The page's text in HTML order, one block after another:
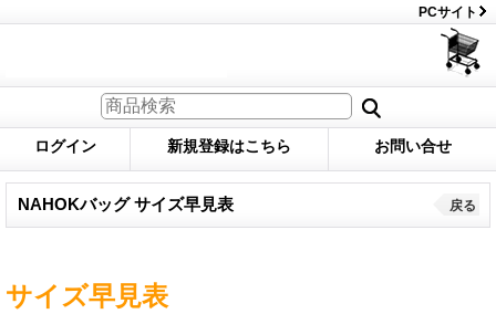
PCサイト
ログイン 新規登録はこちら お問い合せ
NAHOKバッグ サイズ早見表 戻る
サイズ早見表